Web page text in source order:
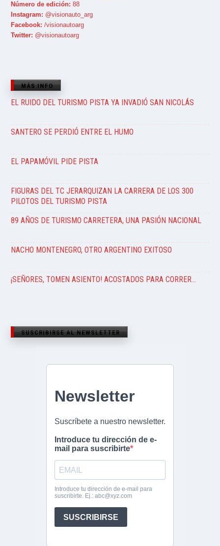
Número de edición: 88
Instagram: @visionauto_arg
Facebook: /visionautoarg
Twitter: @visionautoarg
MÁS INFO
EL RUIDO DEL TURISMO PISTA YA INVADIÓ SAN NICOLÁS
SANTERO SE PERDIÓ ENTRE EL HUMO
EL PAPAMÓVIL PIDE PISTA
FIGURAS DEL TC JERARQUIZAN LA CARRERA DE LOS 300
PILOTOS DEL TURISMO PISTA
89 AÑOS DE TURISMO CARRETERA, UNA PASIÓN NACIONAL
NACHO MONTENEGRO, OTRO ARGENTINO EXITOSO
¡SEÑORES, TOMEN ASIENTO! ACOSTADOS PARA CORRER…
SUSCRIBIRSE AL NEWSLETTER